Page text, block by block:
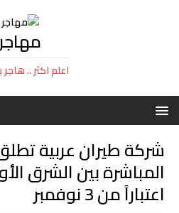
اعلم اكثر ..
شركة طيران عربية
المباشرة بين الشرق
اعتباراً من 3 نوفمبر